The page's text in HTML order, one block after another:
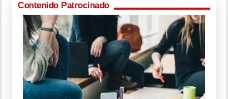
Contenido Patrocinado